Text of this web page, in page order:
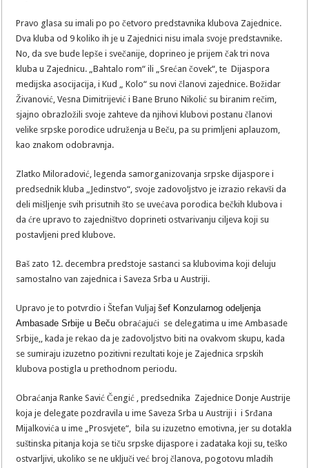
Pravo glasa su imali po po četvoro predstavnika klubova Zajednice.
Dva kluba od 9 koliko ih je u Zajednici nisu imala svoje predstavnike.
No, da sve bude lepše i svečanije, doprineo je prijem čak tri nova
kluba u Zajednicu. „Bahtalo rom“ ili „Srećan čovek“, te Dijaspora
medijska asocijacija, i Kud „ Kolo“ su novi članovi zajednice. Božidar
Živanović, Vesna Dimitrijević i Bane Bruno Nikolić su biranim rečim,
sjajno obrazložili svoje zahteve da njihovi klubovi postanu članovi
velike srpske porodice udruženja u Beču, pa su primljeni aplauzom,
kao znakom odobravnja.
Zlatko Miloradović, legenda samorganizovanja srpske dijaspore i
predsednik kluba „Jedinstvo“, svoje zadovoljstvo je izrazio rekavši da
deli mišljenje svih prisutnih što se uvećava porodica bečkih klubova i
da ćre upravo to zajedništvo doprineti ostvarivanju ciljeva koji su
postavljeni pred klubove.
Baš zato 12. decembra predstoje sastanci sa klubovima koji deluju
samostalno van zajednica i Saveza Srba u Austriji.
Upravo je to potvrdio i Štefan Vuljajšef Konzularnog odeljenja
Ambasade Srbije u Bečuobraćajući se delegatima u ime Ambasade
Srbije,, kada je rekao da je zadovoljstvo biti na ovakvom skupu, kada
se sumiraju izuzetno pozitivni rezultati koje je Zajednica srpskih
klubova postigla u prethodnom periodu.
Obraćanja Ranke Savić Čengić , predsednika Zajednice Donje Austrije
koja je delegate pozdravila u ime Saveza Srba u Austriji i i Srđana
Mijalkovića u ime „Prosvjete“, bila su izuzetno emotivna, jer su dotakla
suštinska pitanja koja se tiču srpske dijaspore i zadataka koji su, teško
ostvarljivi, ukoliko se ne uključi već broj članova, pogotovu mladih